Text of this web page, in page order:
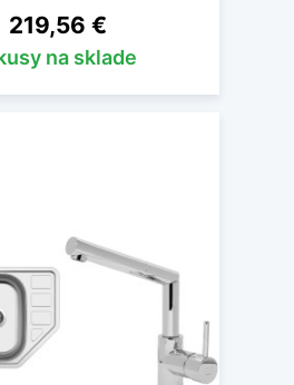
Cena
219,56 €
na sklade